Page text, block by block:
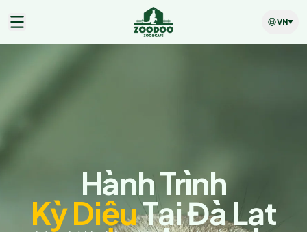
VN
Hành Trình
Kỳ DiệuTại Đà Lạt